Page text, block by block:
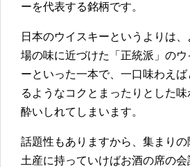
ーを代表する銘柄です。
日本のウイスキーというよりは
場の味に近づけた「正統派」のウ
ーといった一本で、一口味わえば
るようなコクとまったりとした味
酔いしれてしまいます。
話題性もありますから、集まりの
土産に持っていけばお酒の席の会